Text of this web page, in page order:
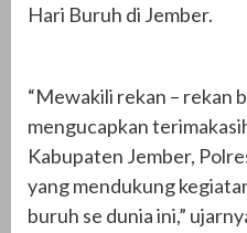
Hari Buruh di Jember.
“Mewakili rekan – rekan
mengucapkan
Kabupaten Jember,
yang mendukung
buruh se dunia ini,”